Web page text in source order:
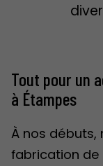
Tout pour un
à Étampes
À nos débuts,
fabrication de